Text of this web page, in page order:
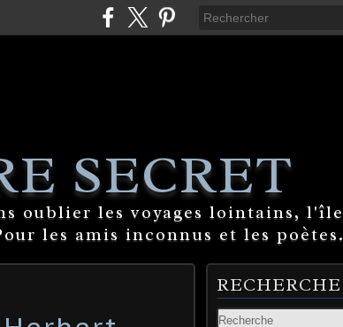
SECRET
oublier les voyages lointains, l'île
les amis inconnus et les poètes.
RECHERCHE